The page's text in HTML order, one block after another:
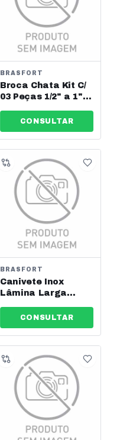
BRASFORT
Broca Chata Kit C/
03 Peças 1/2" a 1"
CONSULTAR
BRASFORT
Canivete Inox
Lâmina Larga
Ref: 8119
CONSULTAR